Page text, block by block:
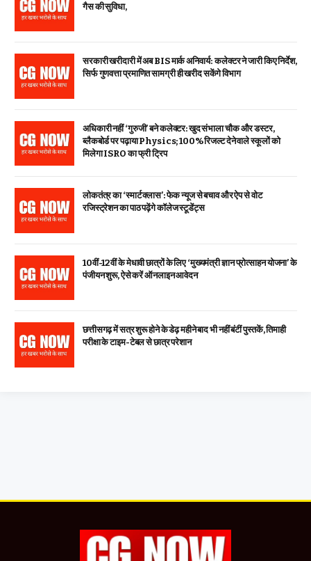
गैस की सुविधा,
सरकारी खरीदारी में अब BIS मार्क अनिवार्य: कलेक्टर ने जारी किए निर्देश,
सिर्फ गुणवत्ता प्रमाणित सामग्री ही खरीद सकेंगे विभाग
अधिकारी नहीं ‘गुरुजी’ बने कलेक्टर: खुद संभाला चौक और डस्टर,
ब्लैकबोर्ड पर पढ़ाया Physics; 100% रिजल्ट देने वाले स्कूलों को
मिलेगा ISRO का फ्री ट्रिप
लोकतंत्र का ‘स्मार्ट क्लास’: फेक न्यूज से बचाव और ऐप से वोट
रजिस्ट्रेशन का पाठ पढ़ेंगे कॉलेज स्टूडेंट्स
10वीं-12वीं के मेधावी छात्रों के लिए ‘मुख्यमंत्री ज्ञान प्रोत्साहन योजना’ के
पंजीयन शुरू, ऐसे करें ऑनलाइन आवेदन
छत्तीसगढ़ में सत्र शुरू होने के डेढ़ महीने बाद भी नहीं बंटीं पुस्तकें, तिमाही
परीक्षा के टाइम-टेबल से छात्र परेशान